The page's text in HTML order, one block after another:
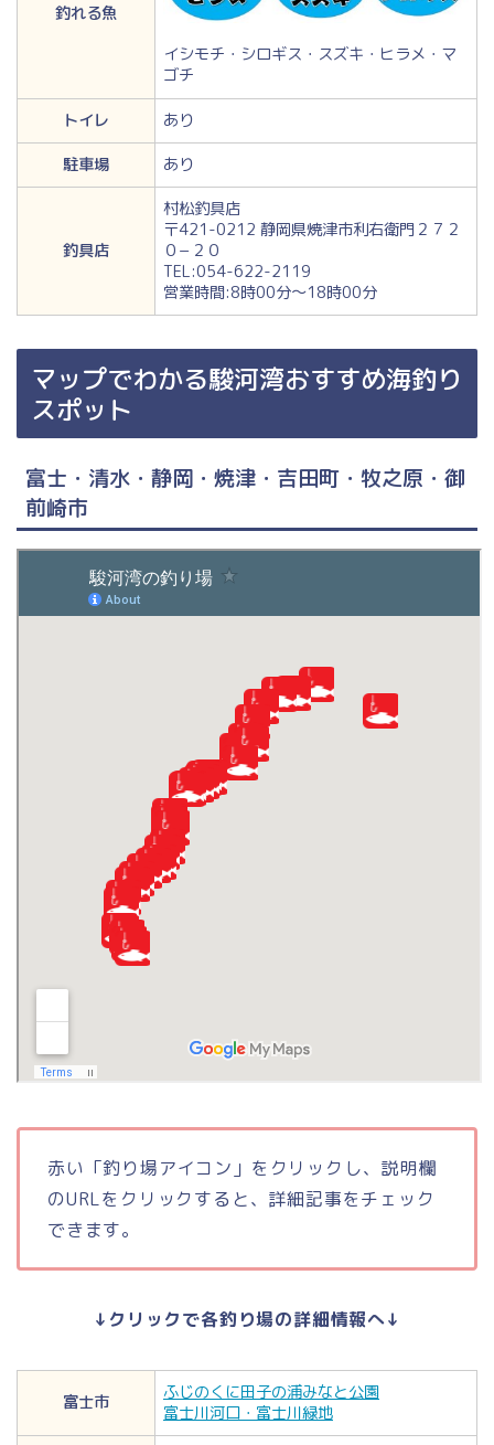
釣れる魚
イシモチ・シロギス・スズキ・ヒラメ・マ
ゴチ
トイレ
あり
駐車場
あり
釣具店
村松釣具店
〒421-0212 静岡県焼津市利右衛門２７２
０−２０
TEL:054-622-2119
営業時間:8時00分～18時00分
マップでわかる駿河湾おすすめ海釣り
スポット
富士・清水・静岡・焼津・吉田町・牧之原・御
前崎市
赤い「釣り場アイコン」をクリックし、説明欄
のURLをクリックすると、詳細記事をチェック
できます。
↓クリックで各釣り場の詳細情報へ↓
富士市
ふじのくに田子の浦みなと公園
富士川河口・富士川緑地